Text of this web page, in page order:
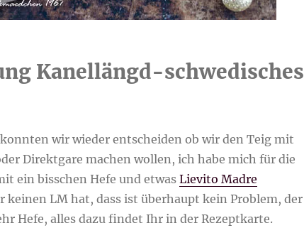
Kanellängd-schwedisches
konnten wir wieder entscheiden ob wir den Teig mit
Direktgare machen wollen, ich habe mich für die
ein bisschen Hefe und etwas Lievito Madre
keinen LM hat, dass ist überhaupt kein Problem, der
Hefe, alles dazu findet Ihr in der Rezeptkarte.